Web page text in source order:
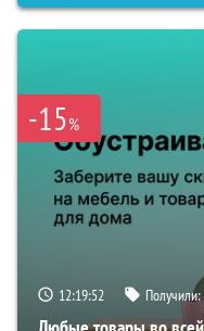
-15%
12:19:51 Получили: